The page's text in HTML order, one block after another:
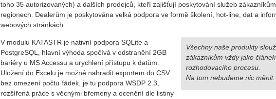
toho 35 autorizovaných) a dalších prodejců, kteří zajišťují poskytování služeb
regionech. Dealerům je poskytována velká podpora ve formě školení, hot-line, dat a
webových stránkách.
Všechny naše produkty
zákazníkům vždy jako článek
rozhodovacího procesu.
Na tom nebudeme nic měnit.
V modulu KATASTR je nativní podpora SQLite a
PostgreSQL, hlavní výhoda spočívá v odstranění 2GB
bariéry u MS Accessu a urychlení přístupu k datům.
Uložení do Excelu je možné nahradit exportem do CSV
bez omezení počtu řádek, je tu podpora WSDP 2.3,
rozšířená práce s věcnými břemeny a ocenění dle listiny